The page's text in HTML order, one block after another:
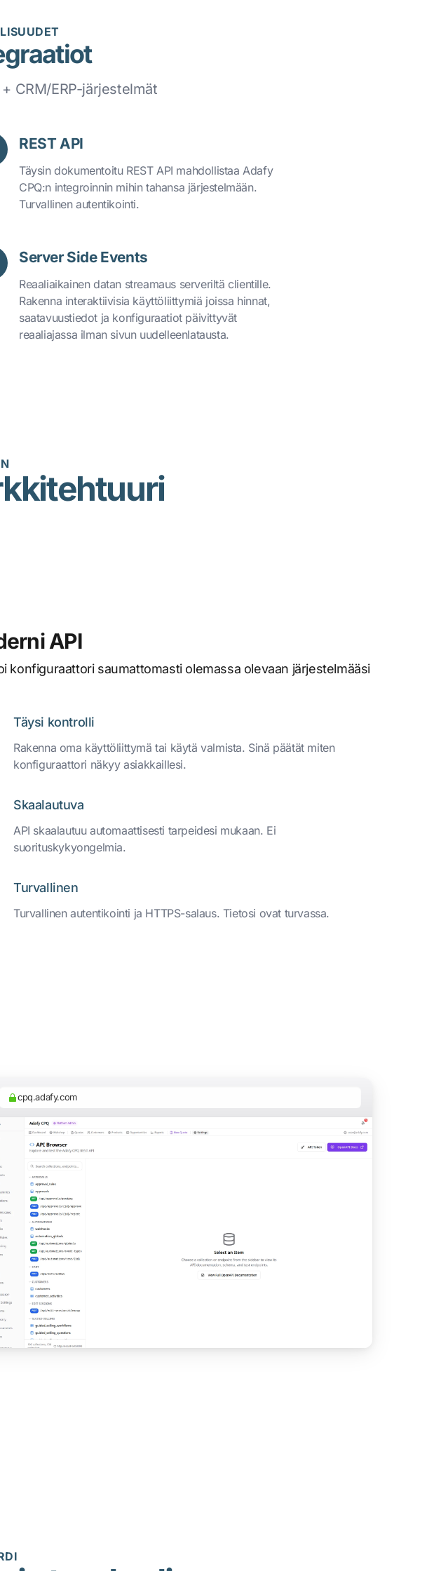
CRM/ERP-järjestelmät
REST API
Täysin dokumentoitu REST API mahdollistaa Adafy
CPQ:n integroinnin mihin tahansa järjestelmään.
Turvallinen autentikointi.
Server Side Events
Reaaliaikainen datan streamaus serveriltä clientille.
Rakenna interaktiivisia käyttöliittymiä joissa hinnat,
saatavuustiedot ja konfiguraatiot päivittyvät
reaaliajassa ilman sivun uudelleenlatausta.
API
konfiguraattori saumattomasti olemassa olevaan järjestelmääsi
Täysi kontrolli
Rakenna oma käyttöliittymä tai käytä valmista. Sinä päätät miten
konfiguraattori näkyy asiakkaillesi.
Skaalautuva
API skaalautuu automaattisesti tarpeidesi mukaan. Ei
suorituskykyongelmia.
Turvallinen
Turvallinen autentikointi ja HTTPS-salaus. Tietosi ovat turvassa.
cpq.adafy.com